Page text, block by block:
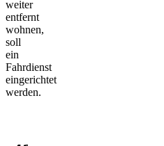
weiter
entfernt
wohnen,
soll
ein
Fahrdienst
eingerichtet
werden.